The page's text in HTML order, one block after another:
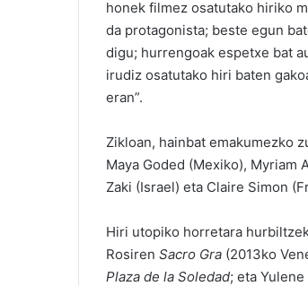
honek filmez osatutako hiriko
da protagonista; beste egun
digu; hurrengoak espetxe bat
irudiz osatutako hiri baten
eran”.
Zikloan, hainbat emakumezko
Maya Goded (Mexiko), Myriam
Zaki (Israel) eta Claire Simon
Hiri utopiko horretara
Rosiren Sacro Gra (2013ko
Plaza de la Soledad; eta